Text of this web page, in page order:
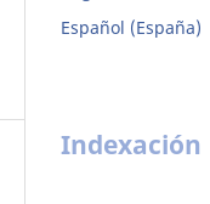
Español (España)
Indexación